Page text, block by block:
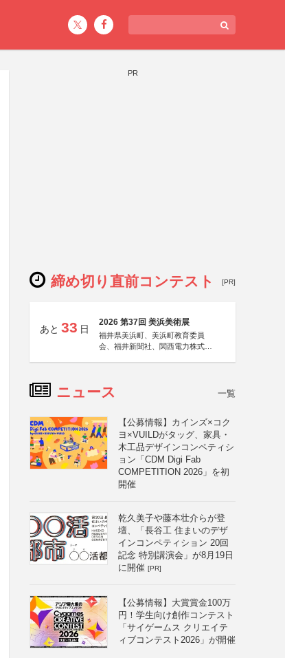
PR
締め切り直前コンテスト [PR]
あと 33 日
2026 第37回 美浜美術展
福井県美浜町、美浜町教育委員
会、福井新聞社、関西電力株式会
ニュース 一覧
【公募情報】カインズ×コク
ヨ×VUILDがタッグ、家具・
木工品デザインコンペティシ
ョン「CDM Digi Fab
COMPETITION 2026」を初
開催
乾久美子や藤本壮介らが登
壇、「長谷工 住まいのデザ
インコンペティション 20回
記念 特別講演会」が8月19日
に開催 [PR]
【公募情報】大賞賞金100万
円！学生向け創作コンテスト
「サイゲームス クリエイテ
ィブコンテスト2026」が開催